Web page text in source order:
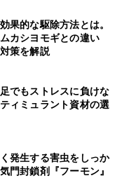
果的な駆除方法とは。
カシヨモギとの違い
策を解説
でもストレスに負けな
ィミュラント資材の選
発生する害虫をしっか
門封鎖剤『フーモン』